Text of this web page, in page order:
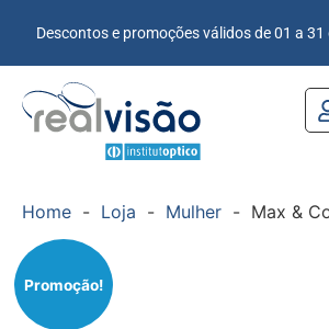
Descontos e promoções válidos de 01 a
Home - Loja - Mulher - Max &
Promoção!